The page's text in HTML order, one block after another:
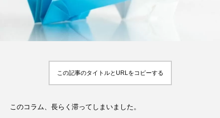
この記事のタイトルとURLをコピーする
このコラム、長らく滞ってしまいました。